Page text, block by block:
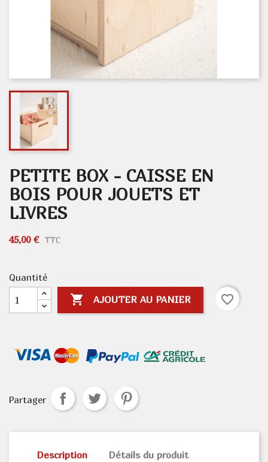
PETITE BOX - CAISSE EN
BOIS POUR JOUETS ET
LIVRES
45,00 € TTC
Quantité
 AJOUTER AU PANIER favorite_border
Partager
Description Détails du produit